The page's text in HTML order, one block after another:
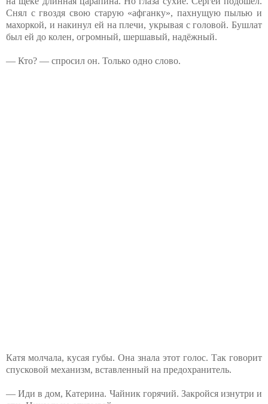
Снял с гвоздя свою старую «афганку», пахнущую пылью и
махоркой, и накинул ей на плечи, укрывая с головой. Бушлат
был ей до колен, огромный, шершавый, надёжный.
— Кто? — спросил он. Только одно слово.
Катя молчала, кусая губы. Она знала этот голос. Так говорит
спусковой механизм, вставленный на предохранитель.
— Иди в дом, Катерина. Чайник горячий. Закройся изнутри и